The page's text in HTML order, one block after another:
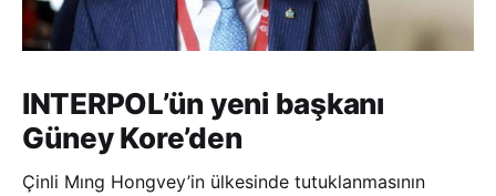
INTERPOL’ün yeni başkanı
Güney Kore’den
Çinli Mıng Hongvey’in ülkesinde tutuklanmasının